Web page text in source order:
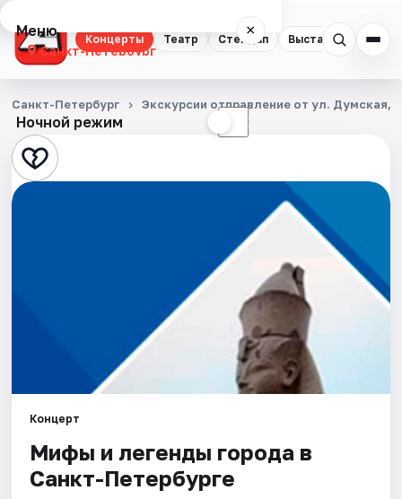
Концерты Театр Стендап Выставки
Меню ×
Санкт-Петербург
Концерты
Театр
Стендап
Города
Площадки
Ночной режим ☾
Санкт-Петербург Экскурсии отправление от ул. Думская,
Концерт
Мифы и легенды города в
Санкт-Петербурге